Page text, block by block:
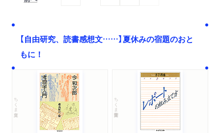
【自由研究、読書感想文……】夏休みの宿題のおと
もに！
ちくま文庫 ちくま学芸文庫